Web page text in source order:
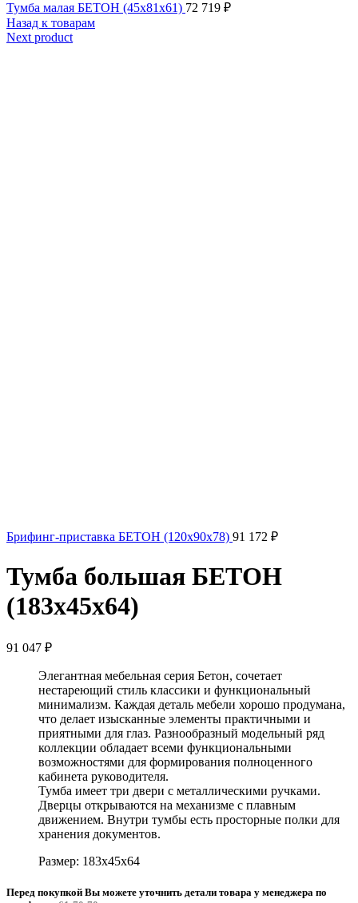
Тумба малая БЕТОН (45x81x61) 72 719 ₽
Назад к товарам
Next product
Брифинг-приставка БЕТОН (120x90x78) 91 172 ₽
Тумба большая БЕТОН
(183x45x64)
91 047 ₽
Элегантная мебельная серия Бетон, сочетает
нестареющий стиль классики и функциональный
минимализм. Каждая деталь мебели хорошо продумана,
что делает изысканные элементы практичными и
приятными для глаз. Разнообразный модельный ряд
коллекции обладает всеми функциональными
возможностями для формирования полноценного
кабинета руководителя.
Тумба имеет три двери с металлическими ручками.
Дверцы открываются на механизме с плавным
движением. Внутри тумбы есть просторные полки для
хранения документов.
Размер: 183x45x64
Перед покупкой Вы можете уточнить детали товара у менеджера по